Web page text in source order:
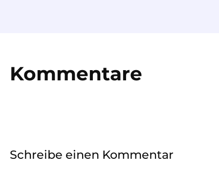
Kommentare
Schreibe einen Kommentar